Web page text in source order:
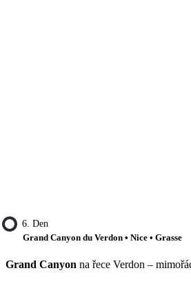
6. Den
Grand Canyon du Verdon • Nice • Grasse
Grand Canyon na řece Verdon –